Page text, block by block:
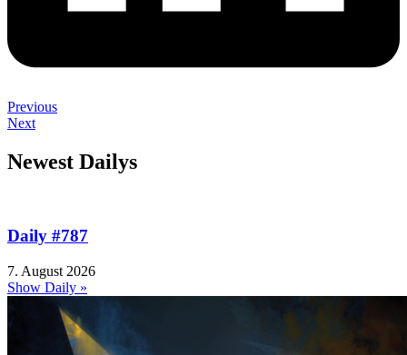
Previous
Next
Newest Dailys
Daily #787
7. August 2026
Show Daily »